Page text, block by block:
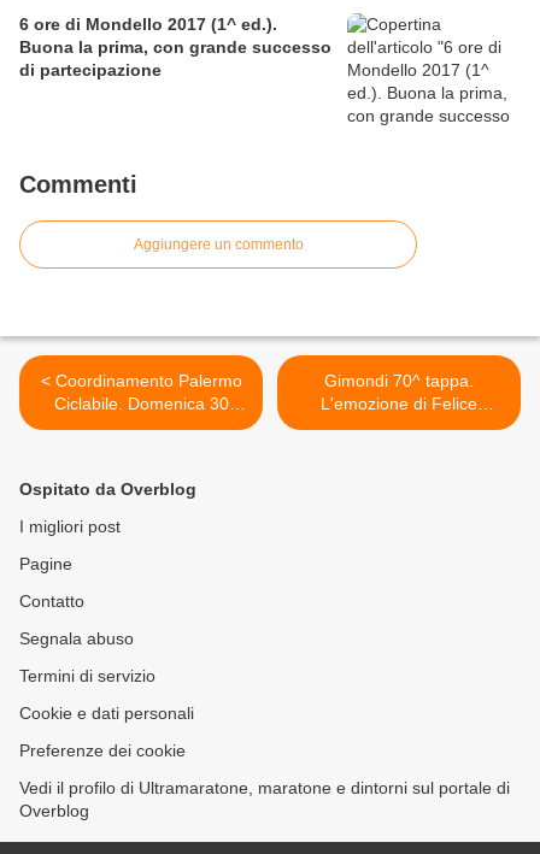
6 ore di Mondello 2017 (1^ ed.).
Buona la prima, con grande successo
di partecipazione
Commenti
Aggiungere un commento
< Coordinamento Palermo
Ciclabile. Domenica 30
settembre, anche il sindaco
Gimondi 70^ tappa.
L'emozione di Felice
Gimondi per uno
Ospitato da Overblog
I migliori post
Pagine
Contatto
Segnala abuso
Termini di servizio
Cookie e dati personali
Preferenze dei cookie
Vedi il profilo di Ultramaratone, maratone e dintorni sul portale di
Overblog